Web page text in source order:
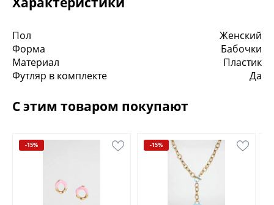
Пол
Женский
Форма
Бабочки
Материал
Пластик
Футляр в комплекте
Да
С этим товаром покупают
-15% -15%